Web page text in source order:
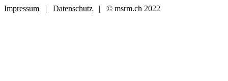
Impressum | Datenschutz | © msrm.ch 2022